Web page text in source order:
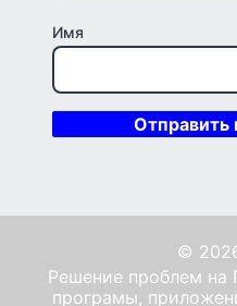
Имя
©
Решение проблем на
програмы,